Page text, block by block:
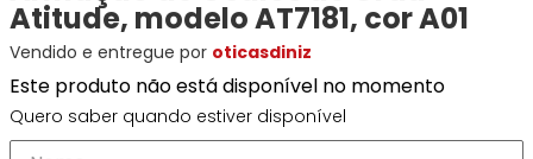
Hickmann
Bulget
Miu-
Miu
Guess
Lacoste
Ban
Prada
Ana
Hickmann
Cuidados
Hilfiger
Ana
Hickmann
Guess
Estojo
para
Óculos
Gênero
Masculino
Feminino
Atitude, modelo AT7181, cor A01
Vendido e entregue por oticasdiniz
Este produto não está disponível no momento
Quero saber quando estiver disponível